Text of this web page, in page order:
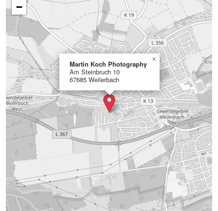
Martin Koch Photography
Am Steinbruch 10
67685 Weilerbach
×
−